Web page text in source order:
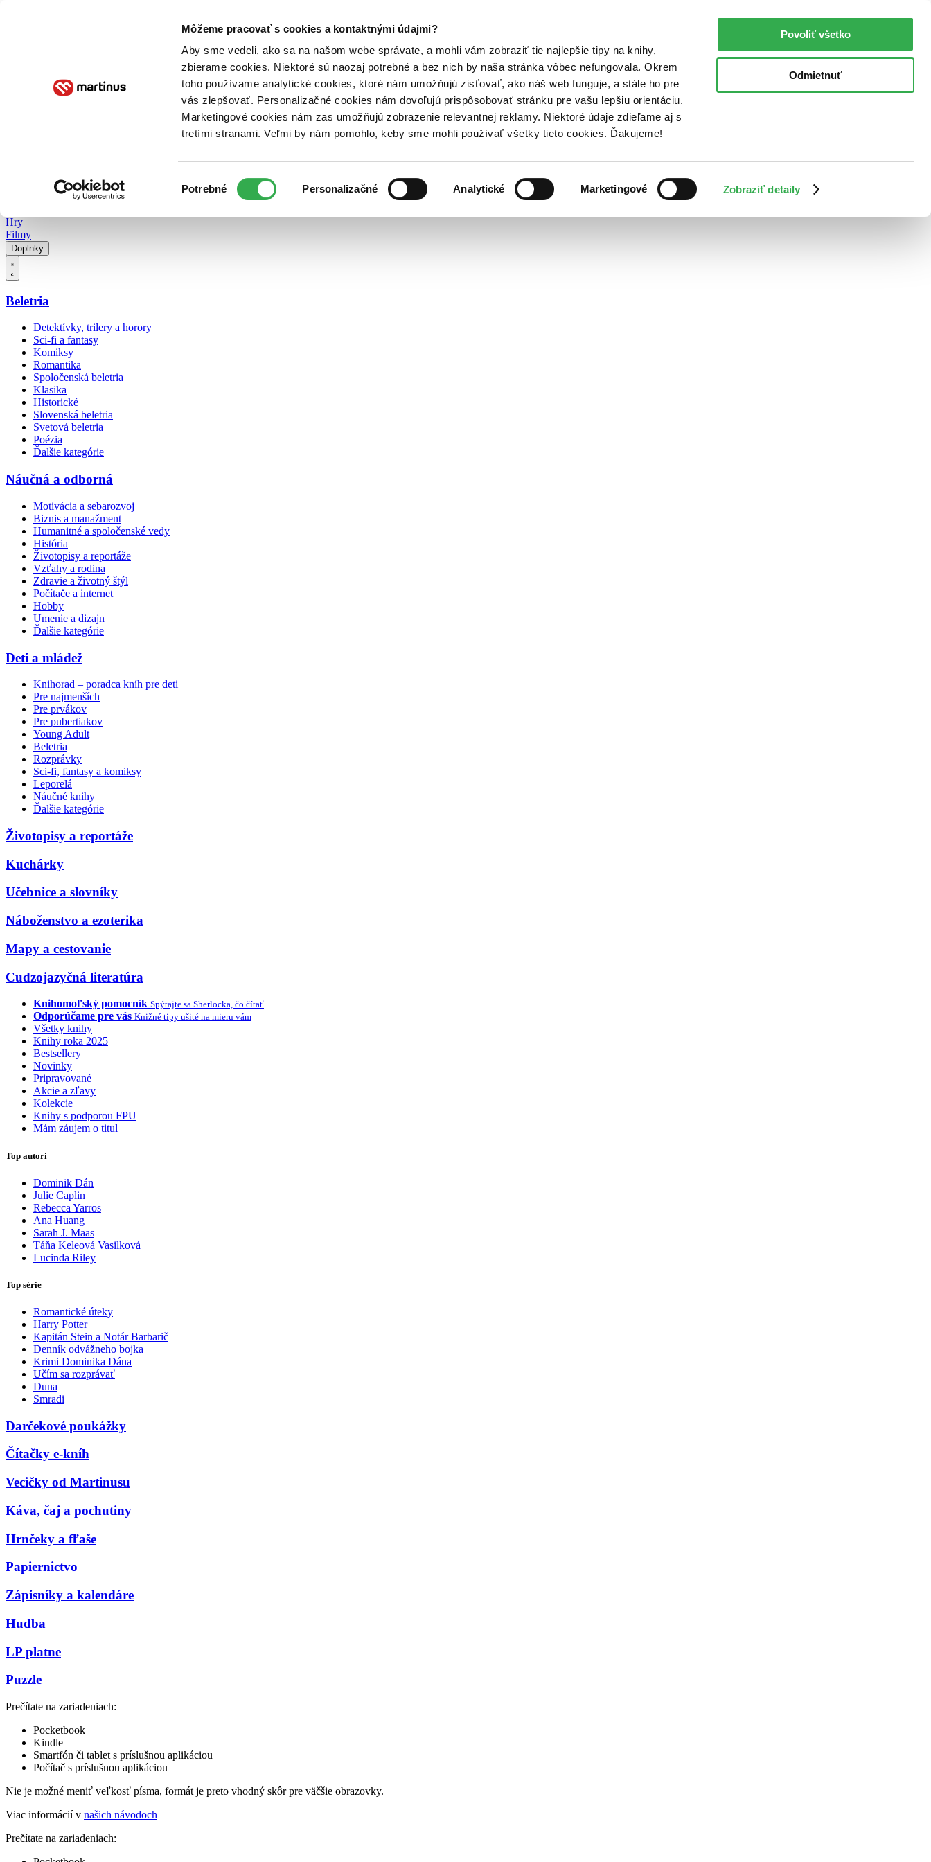
Môžeme pracovať s cookies a kontaktnými údajmi?
Aby sme vedeli, ako sa na našom webe správate, a mohli vám zobraziť tie najlepšie tipy na knihy,
zbierame cookies. Niektoré sú naozaj potrebné a bez nich by naša stránka vôbec nefungovala. Okrem
toho používame analytické cookies, ktoré nám umožňujú zisťovať, ako náš web funguje, a stále ho pre
vás zlepšovať. Personalizačné cookies nám dovoľujú prispôsobovať stránku pre vašu lepšiu orientáciu.
Marketingové cookies nám zas umožňujú zobrazenie relevantnej reklamy. Niektoré údaje zdieľame aj s
tretími stranami. Veľmi by nám pomohlo, keby sme mohli používať všetky tieto cookies. Ďakujeme!
súhlasu
Potrebné Personalizačné Analytické Marketingové Zobraziť detaily
Povoliť všetko
Odmietnuť
Poukážky Kontakt
Hry
Filmy
Doplnky
Beletria
Detektívky, trilery a horory
Sci-fi a fantasy
Komiksy
Romantika
Spoločenská beletria
Klasika
Historické
Slovenská beletria
Svetová beletria
Poézia
Ďalšie kategórie
Náučná a odborná
Motivácia a sebarozvoj
Biznis a manažment
Humanitné a spoločenské vedy
História
Životopisy a reportáže
Vzťahy a rodina
Zdravie a životný štýl
Počítače a internet
Hobby
Umenie a dizajn
Ďalšie kategórie
Deti a mládež
Knihorad – poradca kníh pre deti
Pre najmenších
Pre prvákov
Pre pubertiakov
Young Adult
Beletria
Rozprávky
Sci-fi, fantasy a komiksy
Leporelá
Náučné knihy
Ďalšie kategórie
Životopisy a reportáže
Kuchárky
Učebnice a slovníky
Náboženstvo a ezoterika
Mapy a cestovanie
Cudzojazyčná literatúra
Knihomoľský pomocník Spýtajte sa Sherlocka, čo čítať
Odporúčame pre vás Knižné tipy ušité na mieru vám
Všetky knihy
Knihy roka 2025
Bestsellery
Novinky
Pripravované
Akcie a zľavy
Kolekcie
Knihy s podporou FPU
Mám záujem o titul
Top autori
Dominik Dán
Julie Caplin
Rebecca Yarros
Ana Huang
Sarah J. Maas
Táňa Keleová Vasilková
Lucinda Riley
Top série
Romantické úteky
Harry Potter
Kapitán Stein a Notár Barbarič
Denník odvážneho bojka
Krimi Dominika Dána
Učím sa rozprávať
Duna
Smradi
Darčekové poukážky
Čítačky e-kníh
Vecičky od Martinusu
Káva, čaj a pochutiny
Hrnčeky a fľaše
Papiernictvo
Zápisníky a kalendáre
Hudba
LP platne
Puzzle
Prečítate na zariadeniach:
Pocketbook
Kindle
Smartfón či tablet s príslušnou aplikáciou
Počítač s príslušnou aplikáciou
Nie je možné meniť veľkosť písma, formát je preto vhodný skôr pre väčšie obrazovky.
Viac informácií v našich návodoch
Prečítate na zariadeniach: